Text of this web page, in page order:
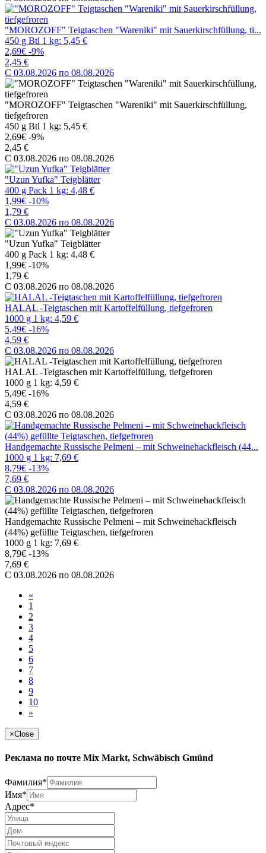
"MOROZOFF" Teigtaschen "Wareniki" mit Sauerkirschfüllung, ti...
450 g Btl 1 kg: 5,45 €
2,69€ -9%
2,45 €
C 03.08.2026 по 08.08.2026
"MOROZOFF" Teigtaschen "Wareniki" mit Sauerkirschfüllung,
tiefgefroren
450 g Btl 1 kg: 5,45 €
2,69€ -9%
2,45 €
C 03.08.2026 по 08.08.2026
"Uzun Yufka" Teigblätter
400 g Pack 1 kg: 4,48 €
1,99€ -10%
1,79 €
C 03.08.2026 по 08.08.2026
"Uzun Yufka" Teigblätter
400 g Pack 1 kg: 4,48 €
1,99€ -10%
1,79 €
C 03.08.2026 по 08.08.2026
HALAL -Teigtaschen mit Kartoffelfüllung, tiefgefroren
1000 g 1 kg: 4,59 €
5,49€ -16%
4,59 €
C 03.08.2026 по 08.08.2026
HALAL -Teigtaschen mit Kartoffelfüllung, tiefgefroren
1000 g 1 kg: 4,59 €
5,49€ -16%
4,59 €
C 03.08.2026 по 08.08.2026
Handgemachte Russische Pelmeni – mit Schweinehackfleisch (44...
1000 g 1 kg: 7,69 €
8,79€ -13%
7,69 €
C 03.08.2026 по 08.08.2026
Handgemachte Russische Pelmeni – mit Schweinehackfleisch
(44%) gefüllte Teigtaschen, tiefgefroren
1000 g 1 kg: 7,69 €
8,79€ -13%
7,69 €
C 03.08.2026 по 08.08.2026
«
1
2
3
4
5
6
7
8
9
10
»
×Close
Реклама по почте Mix Markt, Schwäbisch Gmünd
Фамилия*
Имя*
Адрес*